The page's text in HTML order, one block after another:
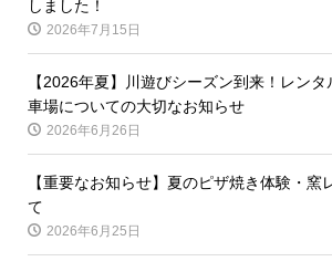
しました！
2026年7月15日
【2026年夏】川遊びシーズン到来！レン
車場についての大切なお知らせ
2026年6月26日
【重要なお知らせ】夏のピザ焼き体験・窯
て
2026年6月25日